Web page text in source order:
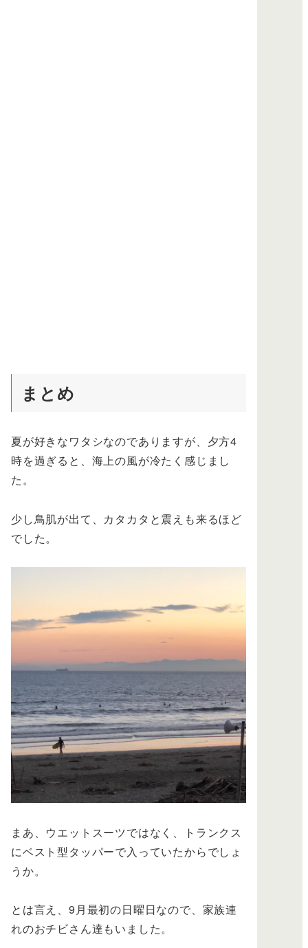
まとめ
夏が好きなワタシなのでありますが、夕方4
時を過ぎると、海上の風が冷たく感じまし
た。
少し鳥肌が出て、カタカタと震えも来るほど
でした。
まあ、ウエットスーツではなく、トランクス
にベスト型タッパーで入っていたからでしょ
うか。
とは言え、9月最初の日曜日なので、家族連
れのおチビさん達もいました。